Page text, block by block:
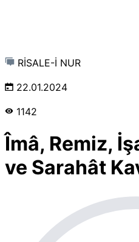
RİSALE-İ NUR
22.01.2024
1142
Îmâ, Remiz,
ve Sarahât